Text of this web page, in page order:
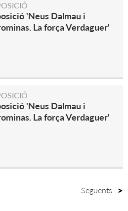
'Neus Dalmau i
La força Verdaguer'
'Neus Dalmau i
La força Verdaguer'
Següents